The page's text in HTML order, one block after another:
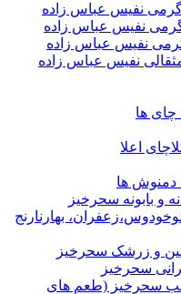
نفیس عباس زاده
نفیس عباس زاده
نفیس عباس زاده
نفیس عباس زاده
ها
اعلا
دمنوش ها
و بابونه سحرخیز
بهارنارنج
و زرشک سحرخیز
سحرخیز
سحرخیز (طعم های